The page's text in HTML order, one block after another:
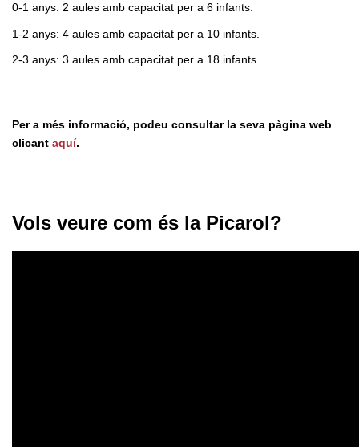
0-1 anys: 2 aules amb capacitat per a 6 infants.
1-2 anys: 4 aules amb capacitat per a 10 infants.
2-3 anys: 3 aules amb capacitat per a 18 infants.
Per a més informació, podeu consultar la seva pàgina web
clicant aquí.
Vols veure com és la Picarol?